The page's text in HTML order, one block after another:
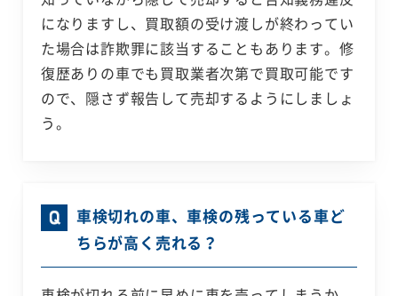
になりますし、買取額の受け渡しが終わってい
た場合は詐欺罪に該当することもあります。修
復歴ありの車でも買取業者次第で買取可能です
ので、隠さず報告して売却するようにしましょ
う。
車検切れの車、車検の残っている車ど
ちらが高く売れる？